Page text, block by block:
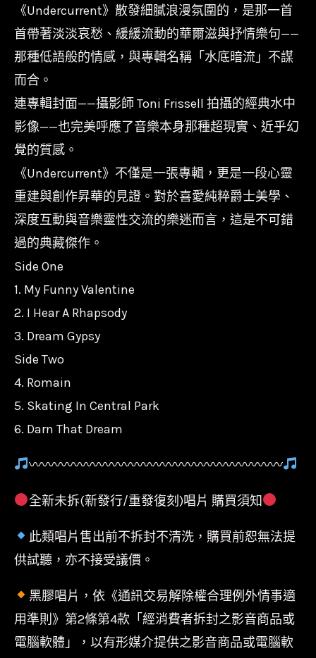
《Undercurrent》散發細膩浪漫氛圍的，是那一首
首帶著淡淡哀愁、緩緩流動的華爾滋與抒情樂句——
那種低語般的情感，與專輯名稱「水底暗流」不謀
而合。
連專輯封面——攝影師 Toni Frissell 拍攝的經典水中
影像——也完美呼應了音樂本身那種超現實、近乎幻
覺的質感。
《Undercurrent》不僅是一張專輯，更是一段心靈
重建與創作昇華的見證。對於喜愛純粹爵士美學、
深度互動與音樂靈性交流的樂迷而言，這是不可錯
過的典藏傑作。
Side One
1. My Funny Valentine
2. I Hear A Rhapsody
3. Dream Gypsy
Side Two
4. Romain
5. Skating In Central Park
6. Darn That Dream
〰〰〰〰〰〰〰〰〰〰〰〰〰〰〰〰〰〰〰〰
全新未拆(新發行/重發復刻)唱片 購買須知
此類唱片售出前不拆封不清洗，購買前恕無法提
供試聽，亦不接受議價。
黑膠唱片，依《通訊交易解除權合理例外情事適
用準則》第2條第4款「經消費者拆封之影音商品或
電腦軟體」，以有形媒介提供之影音商品或電腦軟